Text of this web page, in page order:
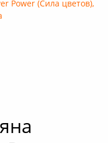
+